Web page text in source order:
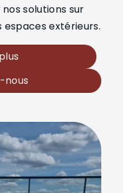
solutions sur
espaces extérieurs.
nous